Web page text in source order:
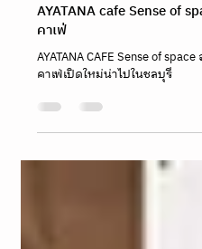
Oct 29, 2021
1 min
คาเฟ่
AYATANA CAFE Sense of space อานตยะคาเฟ่
คาเฟ่เปิดใหม่น่าไปในชลบุรี